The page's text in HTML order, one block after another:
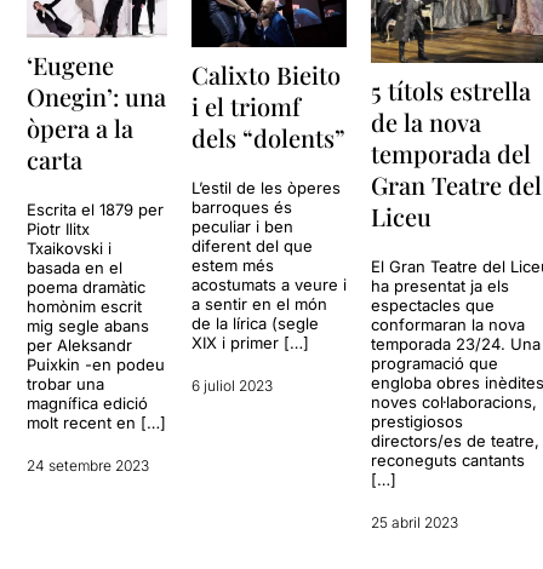
‘Eugene
Onegin’: una
òpera a la
carta
Escrita el 1879 per
Piotr Ilitx
Txaikovski i
basada en el
poema dramàtic
homònim escrit
mig segle abans
per Aleksandr
Puixkin -en podeu
trobar una
magnífica edició
molt recent en […]
24 setembre 2023
Calixto Bieito
i el triomf
dels “dolents”
L’estil de les òperes
barroques és
peculiar i ben
diferent del que
estem més
acostumats a veure i
a sentir en el món
de la lírica (segle
XIX i primer […]
6 juliol 2023
5 títols estrella
de la nova
temporada del
Gran Teatre del
Liceu
El Gran Teatre del
ha presentat ja els
espectacles que
conformaran la nova
temporada 23/24. Una
programació que
engloba obres
noves col·laboracions,
prestigiosos
directors/es de teatre,
reconeguts cantants
[…]
25 abril 2023